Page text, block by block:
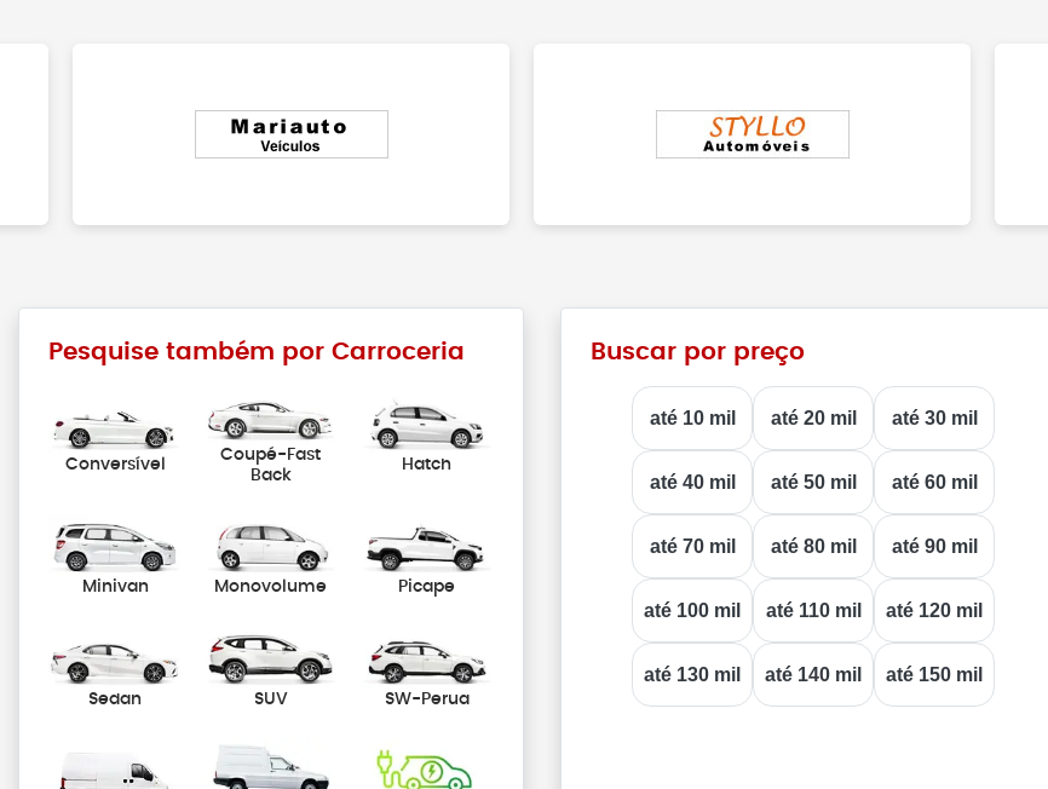
Pesquise também por Carroceria
Conversível
Coupé-Fast
Back
Hatch
Minivan Monovolume Picape
Sedan SUV SW-Perua
Buscar por preço
até 10 mil até 20 mil até 30 mil
até 40 mil até 50 mil até 60 mil
até 70 mil até 80 mil até 90 mil
até 100 mil até 110 mil até 120 mil
até 130 mil até 140 mil até 150 mil